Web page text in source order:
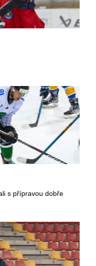
s přípravou dobře